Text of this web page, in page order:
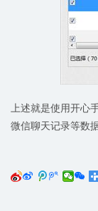
上述就是使用开心
微信聊天记录等数
  